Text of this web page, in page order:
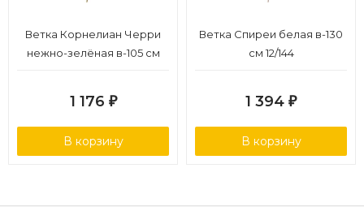
Ветка Корнелиан Черри
нежно-зелёная в-105 см
1 176 ₽
В корзину
Ветка Спиреи белая в-130
см 12/144
1 394 ₽
В корзину